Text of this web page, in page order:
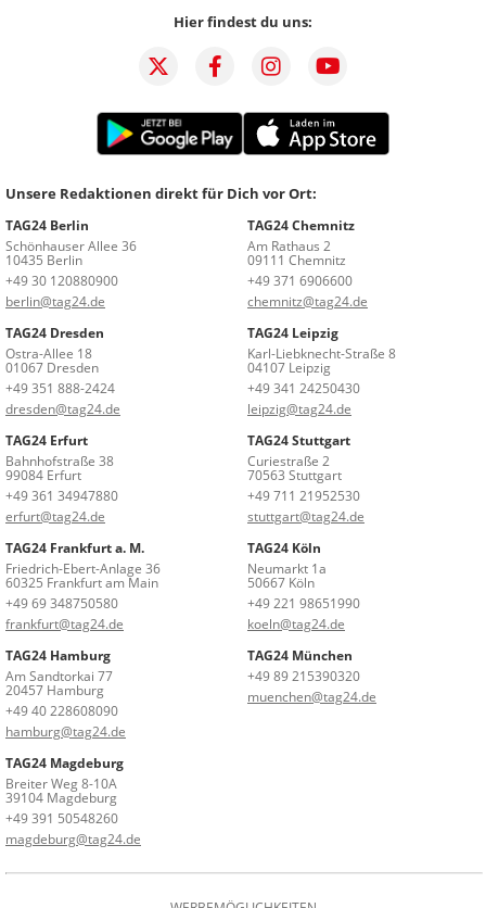
Hier findest du uns:
Unsere Redaktionen direkt für Dich vor Ort:
TAG24 Berlin
Schönhauser Allee 36
10435 Berlin
+49 30 120880900
berlin@tag24.de
TAG24 Chemnitz
Am Rathaus 2
09111 Chemnitz
+49 371 6906600
chemnitz@tag24.de
TAG24 Dresden
Ostra-Allee 18
01067 Dresden
+49 351 888-2424
dresden@tag24.de
TAG24 Leipzig
Karl-Liebknecht-Straße 8
04107 Leipzig
+49 341 24250430
leipzig@tag24.de
TAG24 Erfurt
Bahnhofstraße 38
99084 Erfurt
+49 361 34947880
erfurt@tag24.de
TAG24 Stuttgart
Curiestraße 2
70563 Stuttgart
+49 711 21952530
stuttgart@tag24.de
TAG24 Frankfurt a. M.
Friedrich-Ebert-Anlage 36
60325 Frankfurt am Main
+49 69 348750580
frankfurt@tag24.de
TAG24 Köln
Neumarkt 1a
50667 Köln
+49 221 98651990
koeln@tag24.de
TAG24 Hamburg
Am Sandtorkai 77
20457 Hamburg
+49 40 228608090
hamburg@tag24.de
TAG24 München
+49 89 215390320
muenchen@tag24.de
TAG24 Magdeburg
Breiter Weg 8-10A
39104 Magdeburg
+49 391 50548260
magdeburg@tag24.de